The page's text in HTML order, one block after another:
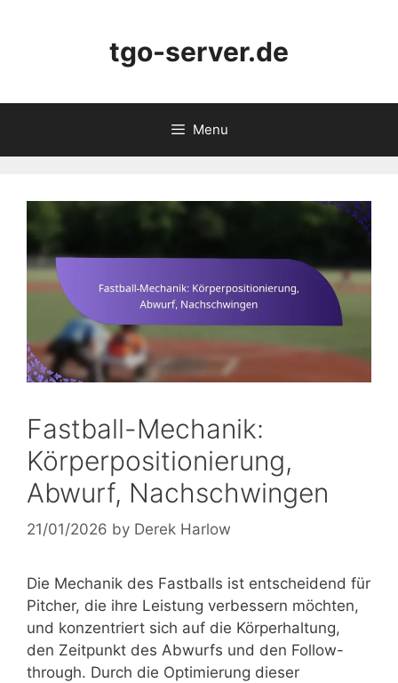
tgo-server.de
Menu
Fastball-Mechanik:
Körperpositionierung,
Abwurf, Nachschwingen
21/01/2026 by Derek Harlow
Die Mechanik des Fastballs ist entscheidend für
Pitcher, die ihre Leistung verbessern möchten,
und konzentriert sich auf die Körperhaltung,
den Zeitpunkt des Abwurfs und den Follow-
through. Durch die Optimierung dieser